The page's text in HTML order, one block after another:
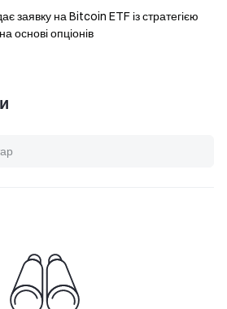
заявку на Bitcoin ETF із стратегією
основі опціонів